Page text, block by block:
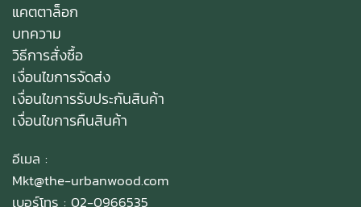
แคตตาล็อก
บทความ
วิธีการสั่งซื้อ
เงื่อนไขการจัดส่ง
เงื่อนไขการรับประกันสินค้า
เงื่อนไขการคืนสินค้า
อีเมล :
Mkt@the-urbanwood.com
เบอร์โทร : 02-0966535